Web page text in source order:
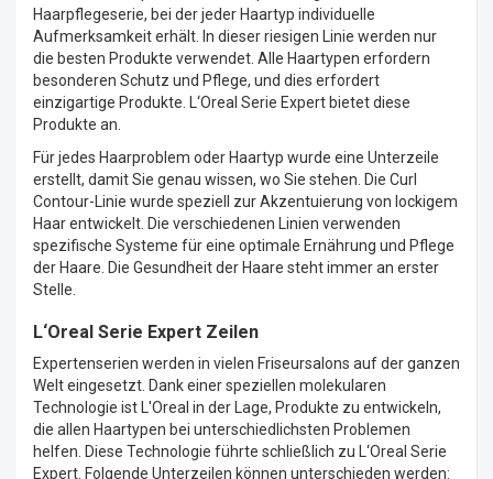
Haarpflegeserie, bei der jeder Haartyp individuelle
Aufmerksamkeit erhält. In dieser riesigen Linie werden nur
die besten Produkte verwendet. Alle Haartypen erfordern
besonderen Schutz und Pflege, und dies erfordert
einzigartige Produkte. L‘Oreal Serie Expert bietet diese
Produkte an.
Für jedes Haarproblem oder Haartyp wurde eine Unterzeile
erstellt, damit Sie genau wissen, wo Sie stehen. Die Curl
Contour-Linie wurde speziell zur Akzentuierung von lockigem
Haar entwickelt. Die verschiedenen Linien verwenden
spezifische Systeme für eine optimale Ernährung und Pflege
der Haare. Die Gesundheit der Haare steht immer an erster
Stelle.
L‘Oreal Serie Expert Zeilen
Expertenserien werden in vielen Friseursalons auf der ganzen
Welt eingesetzt. Dank einer speziellen molekularen
Technologie ist L'Oreal in der Lage, Produkte zu entwickeln,
die allen Haartypen bei unterschiedlichsten Problemen
helfen. Diese Technologie führte schließlich zu L‘Oreal Serie
Expert. Folgende Unterzeilen können unterschieden werden: